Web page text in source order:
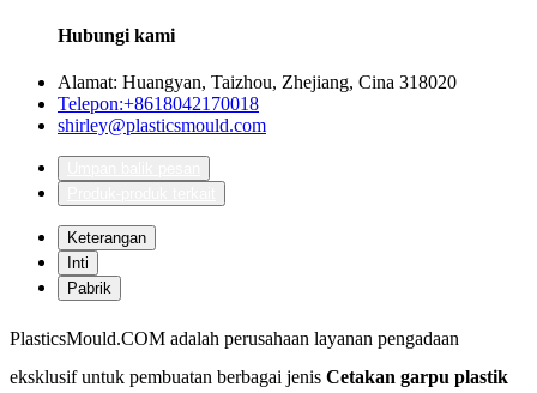
Hubungi kami
Alamat: Huangyan, Taizhou, Zhejiang, Cina 318020
Telepon:+8618042170018
shirley@plasticsmould.com
Keterangan
Inti
Pabrik
PlasticsMould.COM adalah perusahaan layanan pengadaan
eksklusif untuk pembuatan berbagai jenis Cetakan garpu plastik